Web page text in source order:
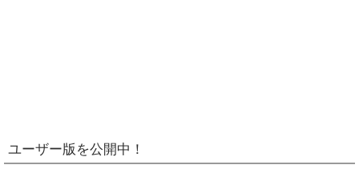
ユーザー版を公開中！